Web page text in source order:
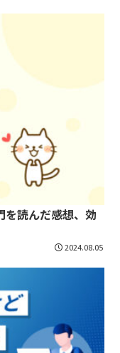
を読んだ感想、効
2024.08.05